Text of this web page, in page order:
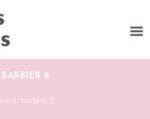
2
barbier 2